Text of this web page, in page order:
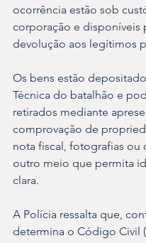
ocorrência estão sob
corporação e disponíveis
devolução aos legítimos
Os bens estão
Técnica do batalhão e
retirados mediante
comprovação de
nota fiscal, fotografias ou
outro meio que permita
clara.
A Polícia ressalta que,
determina o Código Civil